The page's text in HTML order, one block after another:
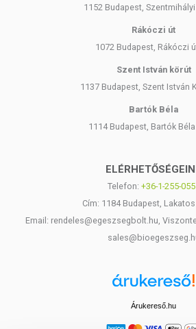
1152 Budapest, Szentmihályi
Rákóczi út
1072 Budapest, Rákóczi
Szent István körút
1137 Budapest, Szent István
Bartók Béla
1114 Budapest, Bartók Béla
Telefon: +36-1-255-
Cím: 1184 Budapest,
Email: rendeles@egeszsegbolt.hu,
Árukereső.hu